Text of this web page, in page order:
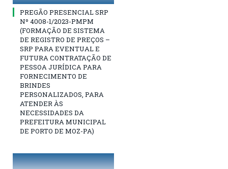
PREGÃO PRESENCIAL SRP
Nº 4008-1/2023-PMPM
(FORMAÇÃO DE SISTEMA
DE REGISTRO DE PREÇOS –
SRP PARA EVENTUAL E
FUTURA CONTRATAÇÃO DE
PESSOA JURÍDICA PARA
FORNECIMENTO DE
BRINDES
PERSONALIZADOS, PARA
ATENDER ÀS
NECESSIDADES DA
PREFEITURA MUNICIPAL
DE PORTO DE MOZ-PA)